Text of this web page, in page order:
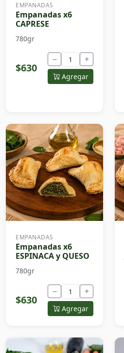
EMPANADAS
Empanadas x6
CAPRESE
780gr
$630
− +
Agregar
EMPANADAS
Empanadas x6
ESPINACA y QUESO
780gr
$630
− +
Agregar